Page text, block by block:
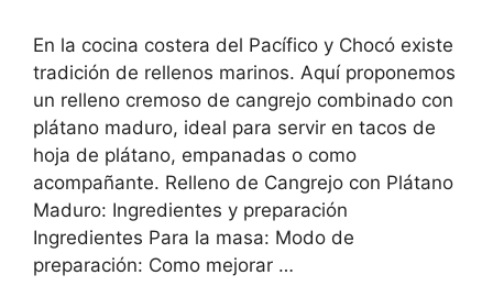
En la cocina costera del Pacífico y Chocó existe
tradición de rellenos marinos. Aquí proponemos
un relleno cremoso de cangrejo combinado con
plátano maduro, ideal para servir en tacos de
hoja de plátano, empanadas o como
acompañante. Relleno de Cangrejo con Plátano
Maduro: Ingredientes y preparación
Ingredientes Para la masa: Modo de
preparación: Como mejorar …